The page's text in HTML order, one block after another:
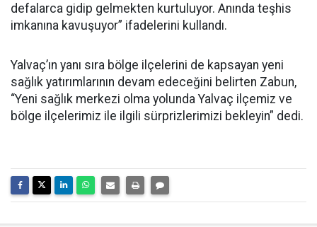
defalarca gidip gelmekten kurtuluyor. Anında teşhis
imkanına kavuşuyor” ifadelerini kullandı.
Yalvaç’ın yanı sıra bölge ilçelerini de kapsayan yeni
sağlık yatırımlarının devam edeceğini belirten Zabun,
“Yeni sağlık merkezi olma yolunda Yalvaç ilçemiz ve
bölge ilçelerimiz ile ilgili sürprizlerimizi bekleyin” dedi.